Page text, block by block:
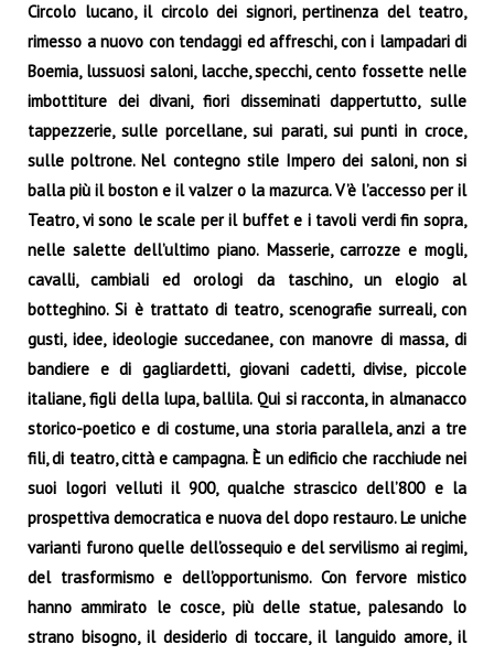
Circolo lucano, il circolo dei signori, pertinenza del teatro,
rimesso a nuovo con tendaggi ed affreschi, con i lampadari di
Boemia, lussuosi saloni, lacche, specchi, cento fossette nelle
imbottiture dei divani, fiori disseminati dappertutto, sulle
tappezzerie, sulle porcellane, sui parati, sui punti in croce,
sulle poltrone. Nel contegno stile Impero dei saloni, non si
balla più il boston e il valzer o la mazurca. V’è l’accesso per il
Teatro, vi sono le scale per il buffet e i tavoli verdi fin sopra,
nelle salette dell’ultimo piano. Masserie, carrozze e mogli,
cavalli, cambiali ed orologi da taschino, un elogio al
botteghino. Si è trattato di teatro, scenografie surreali, con
gusti, idee, ideologie succedanee, con manovre di massa, di
bandiere e di gagliardetti, giovani cadetti, divise, piccole
italiane, figli della lupa, ballila. Qui si racconta, in almanacco
storico-poetico e di costume, una storia parallela, anzi a tre
fili, di teatro, città e campagna. È un edificio che racchiude nei
suoi logori velluti il 900, qualche strascico dell’800 e la
prospettiva democratica e nuova del dopo restauro. Le uniche
varianti furono quelle dell’ossequio e del servilismo ai regimi,
del trasformismo e dell’opportunismo. Con fervore mistico
hanno ammirato le cosce, più delle statue, palesando lo
strano bisogno, il desiderio di toccare, il languido amore, il